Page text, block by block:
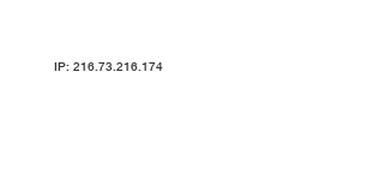
IP: 216.73.216.174